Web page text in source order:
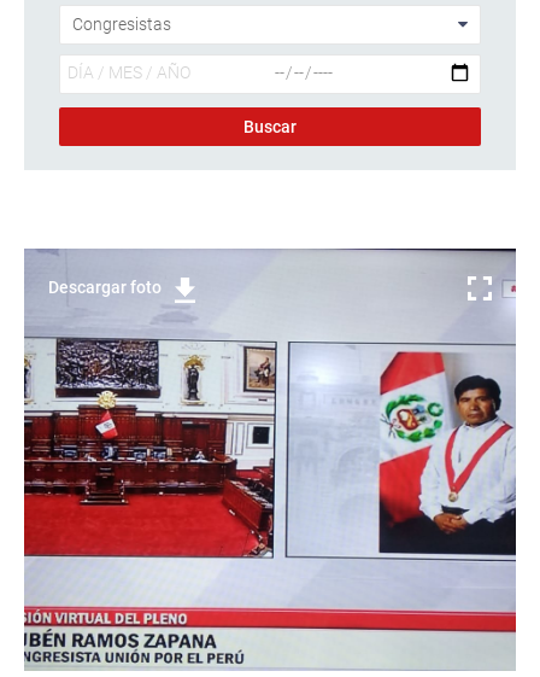
Descargar foto